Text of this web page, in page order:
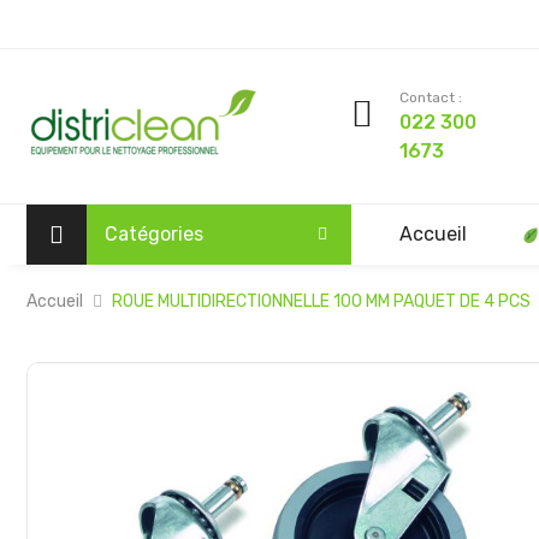
Contact :
022 300
1673
Catégories Accueil
Accueil ROUE MULTIDIRECTIONNELLE 100 MM PAQUET DE 4 PCS
Passer